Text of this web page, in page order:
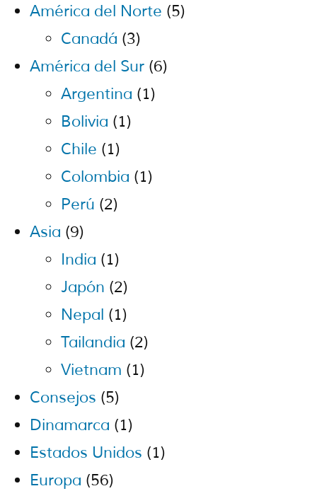
América del Norte (5)
Canadá (3)
América del Sur (6)
Argentina (1)
Bolivia (1)
Chile (1)
Colombia (1)
Perú (2)
Asia (9)
India (1)
Japón (2)
Nepal (1)
Tailandia (2)
Vietnam (1)
Consejos (5)
Dinamarca (1)
Estados Unidos (1)
Europa (56)